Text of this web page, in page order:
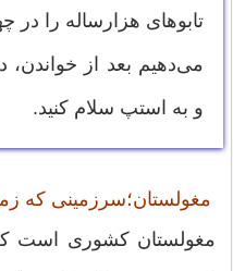
تابوهای هزارساله را در
می‌دهیم بعد از خواندن،
و به استپ سلام کنید.
مغولستان؛سرزمینی که